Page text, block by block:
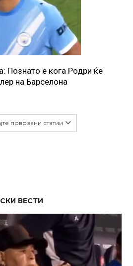
Познато е кога Родри ќе
на Барселона
поврзани статии
ВЕСТИ